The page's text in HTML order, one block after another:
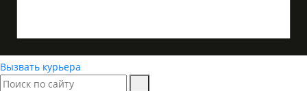
Вызвать курьера